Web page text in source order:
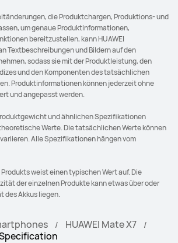
die Produktchargen, Produktions- und
um genaue Produktinformationen,
bereitzustellen, kann HUAWEI
Textbeschreibungen und Bildern auf den
sodass sie mit der Produktleistung, den
und den Komponenten des tatsächlichen
Produktinformationen können jederzeit ohne
und angepasst werden.
und ähnlichen Spezifikationen
Werte. Die tatsächlichen Werte können
Alle Spezifikationen hängen vom
weist einen typischen Wert auf. Die
der einzelnen Produkte kann etwas über oder
des Akkus liegen.
HUAWEI Mate X7
Specification